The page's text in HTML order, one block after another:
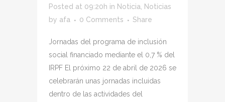
Posted at 09:20h in Noticia, Noticias
by afa 0 Comments Share
Jornadas del programa de inclusión
social financiado mediante el 0,7 % del
IRPF El próximo 22 de abril de 2026 se
celebrarán unas jornadas incluidas
dentro de las actividades del